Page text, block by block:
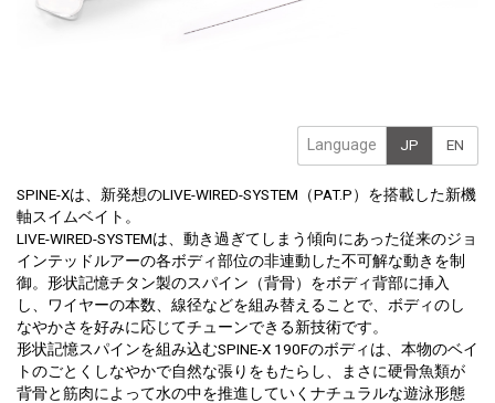
Language JP EN
SPINE-Xは、新発想のLIVE-WIRED-SYSTEM（PAT.P）を搭載した新機
軸スイムベイト。
LIVE-WIRED-SYSTEMは、動き過ぎてしまう傾向にあった従来のジョ
インテッドルアーの各ボディ部位の非連動した不可解な動きを制
御。形状記憶チタン製のスパイン（背骨）をボディ背部に挿入
し、ワイヤーの本数、線径などを組み替えることで、ボディのし
なやかさを好みに応じてチューンできる新技術です。
形状記憶スパインを組み込むSPINE-X 190Fのボディは、本物のベイ
トのごとくしなやかで自然な張りをもたらし、まさに硬骨魚類が
背骨と筋肉によって水の中を推進していくナチュラルな遊泳形態